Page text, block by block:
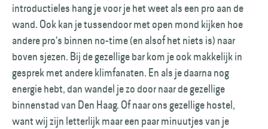
introductieles hang je voor je het weet als een pro aan de
wand. Ook kan je tussendoor met open mond kijken hoe
andere pro's binnen no-time (en alsof het niets is) naar
boven sjezen. Bij de gezellige bar kom je ook makkelijk in
gesprek met andere klimfanaten. En als je daarna nog
energie hebt, dan wandel je zo door naar de gezellige
binnenstad van Den Haag. Of naar ons gezellige hostel,
want wij zijn letterlijk maar een paar minuutjes van je